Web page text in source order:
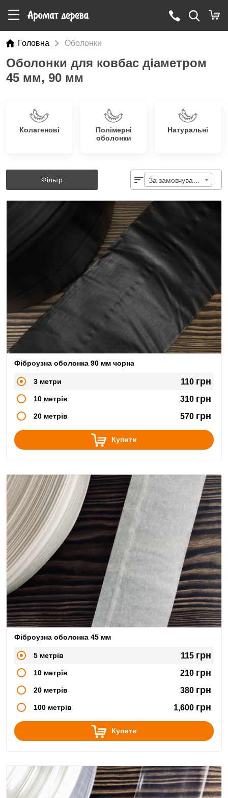
Головна Оболонки
Оболонки для ковбас діаметром
45 мм, 90 мм
Колагенові
Полімерні
оболонки
Натуральні
Фільтр
Фіброузна оболонка 90 мм чорна
3 метри 110 грн
10 метрів 310 грн
20 метрів 570 грн
Купити
Фіброузна оболонка 45 мм
5 метрів 115 грн
10 метрів 210 грн
20 метрів 380 грн
100 метрів 1,600 грн
Купити